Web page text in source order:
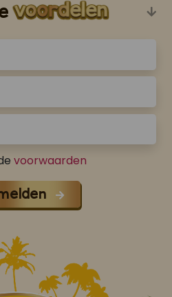
voorwaarden